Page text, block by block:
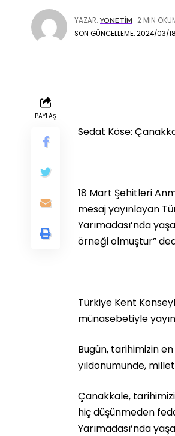
SON GÜNCELLEME: 2024/03/
YAZAR: YONETIM 2 MIN
PAYLAŞ
Sedat Köse:
18 Mart Şehitleri
mesaj yayınlayan
Yarımadası’nda
örneği olmuştur”
Türkiye Kent
münasebetiyle
Bugün, tarihimizin
yıldönümünde,
Çanakkale,
hiç düşünmeden
Yarımadası’nda